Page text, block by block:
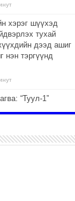
хэрэг шүүхэд
тухай
дээд ашиг
нэн тэргүүнд
“Туул-1”
АЙМГИЙН
АЖЛЫГ
БУУРУУЛЖ,
АХУЙН НЭГЖИЙН